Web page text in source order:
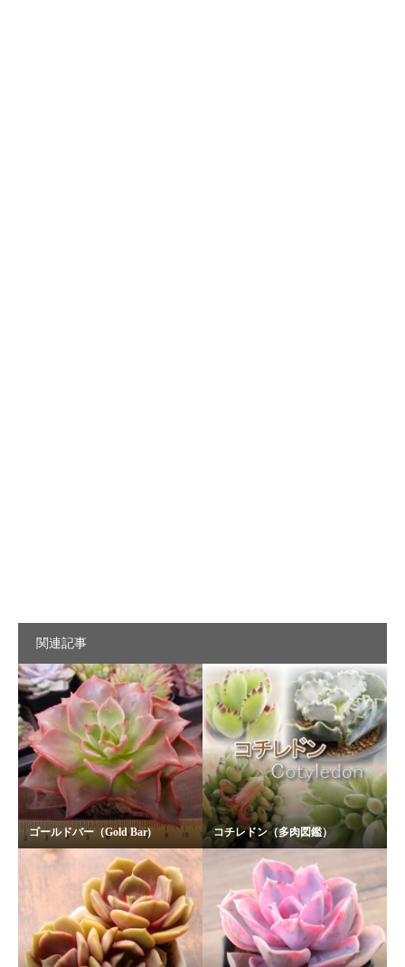
関連記事
ゴールドバー（Gold Bar) コチレドン（多肉図鑑）